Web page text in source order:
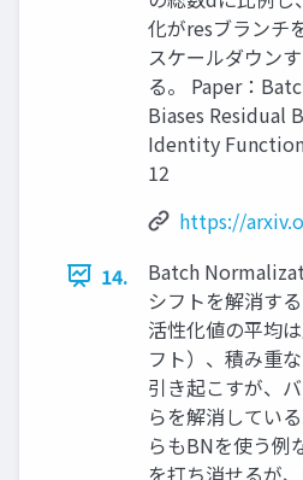
化がresブランチ
スケールダウン
る。 Paper：
Biases Residual
Identity
12
https://
14.
Batch
シフトを解消す
活性化値の平均
フト）、積み重
引き起こすが、
らを解消してい
らもBNを使う例
を打ち消せるが